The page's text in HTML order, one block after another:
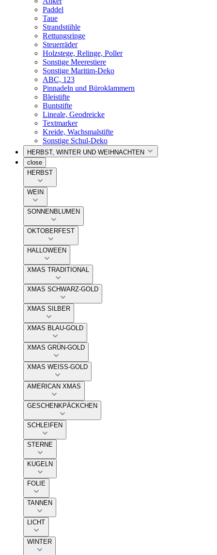
Paddel
Taue
Strandstühle
Rettungsringe
Steuerräder
Holzstege, Relinge, Poller
Sonstige Meerestiere
Sonstige Maritim-Deko
ABC, 123
Pinnadeln und Büroklammern
Bleistifte
Buntstifte
Lineale, Geodreicke
Textmarker
Kreide, Wachsmalstifte
Sonstige Schul-Deko
HERBST, WINTER UND WEIHNACHTEN
close
HERBST
WEIN
SONNENBLUMEN
OKTOBERFEST
HALLOWEEN
XMAS TRADITIONAL
XMAS SCHWARZ-GOLD
XMAS SILBER
XMAS BLAU-GOLD
XMAS GRÜN-GOLD
XMAS WEISS-GOLD
AMERICAN XMAS
GESCHENKPÄCKCHEN
SCHLEIFEN
STERNE
KUGELN
FOLIE
TANNEN
LICHT
WINTER